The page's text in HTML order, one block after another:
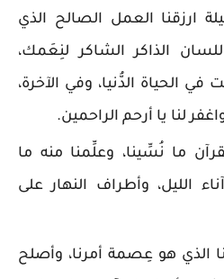
ارزقنا العمل الصالح الذي
الذاكر الشاكر لنِعَمك،
في الحياة الدُّنيا، وفي الآخرة،
لنا يا أرحم الراحمين.
ما نُسِّينا، وعلِّمنا منه ما
الليل، وأطراف النهار على
الذي هو عِصمة أمرنا، وأصلح